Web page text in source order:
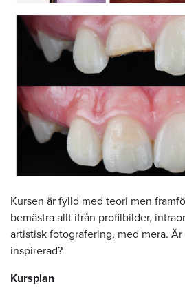
Kursen är fylld med teori men
bemästra allt ifrån profilbilder,
artistisk fotografering, med mera.
inspirerad?
Kursplan